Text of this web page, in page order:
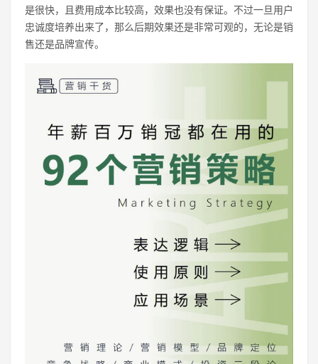
是很快，且费用成本比较高，效果也没有保证。不过一旦用户
忠诚度培养出来了，那么后期效果还是非常可观的，无论是销
售还是品牌宣传。